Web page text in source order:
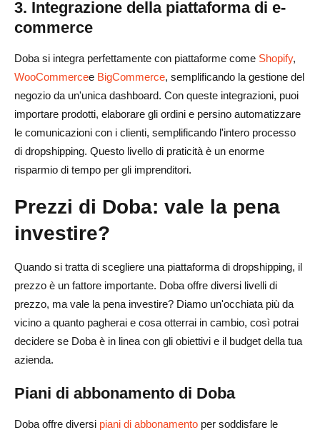
3. Integrazione della piattaforma di e-
commerce
Doba si integra perfettamente con piattaforme come Shopify,
WooCommercee BigCommerce, semplificando la gestione del
negozio da un'unica dashboard. Con queste integrazioni, puoi
importare prodotti, elaborare gli ordini e persino automatizzare
le comunicazioni con i clienti, semplificando l'intero processo
di dropshipping. Questo livello di praticità è un enorme
risparmio di tempo per gli imprenditori.
Prezzi di Doba: vale la pena
investire?
Quando si tratta di scegliere una piattaforma di dropshipping, il
prezzo è un fattore importante. Doba offre diversi livelli di
prezzo, ma vale la pena investire? Diamo un'occhiata più da
vicino a quanto pagherai e cosa otterrai in cambio, così potrai
decidere se Doba è in linea con gli obiettivi e il budget della tua
azienda.
Piani di abbonamento di Doba
Doba offre diversi piani di abbonamento per soddisfare le